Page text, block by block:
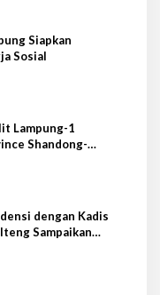
Siapkan
Sosial
Lampung-1
Shandong-
dengan Kadis
Sampaikan
se-Indonesia